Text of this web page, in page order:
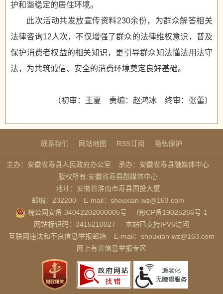
护和谐稳定的居住环境。
此次活动共发放宣传资料230余份，为群众解答相关
法律咨询12人次，不仅增强了群众的法律维权意识，普及
保护消费者权益的相关知识，更引导群众知法懂法用法守
法，为共筑诚信、安全的消费环境奠定良好基础。
（初审：王夏 责编：赵鸿冰 终审：张蕾）
联系我们 网站地图 RSS订阅 隐私保护
主办：安徽省寿县人民政府办公室
承办：安徽省寿县融媒体中心
版权所有:安徽省寿县融媒体中心
地址：安徽省淮南市寿县国投大厦
邮编：232200
E-mail：shouxian-wz@163.com
皖公网安备 34042202000005号
皖ICP备19025266号-1
网站标识码：3415210027
本站已支持IPV6访问
互联网违法和不良信息举报邮箱
E-mail：shouxian-wz@163.com
网上有害信息举报专区